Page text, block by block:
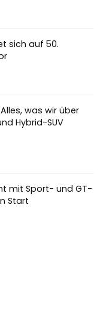
sich auf 50.
was wir über
Hybrid-SUV
mit Sport- und GT-
Start